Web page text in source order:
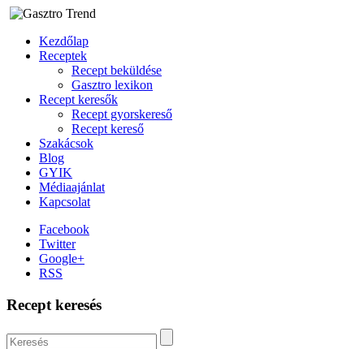
Kezdőlap
Receptek
Recept beküldése
Gasztro lexikon
Recept keresők
Recept gyorskereső
Recept kereső
Szakácsok
Blog
GYIK
Médiaajánlat
Kapcsolat
Facebook
Twitter
Google+
RSS
Recept keresés